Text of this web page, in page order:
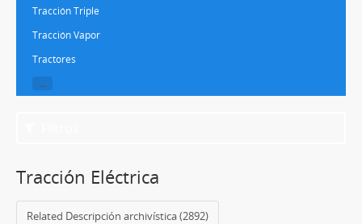
Tracción Triple
Tracción Vapor
Tractores
...
Tracción Eléctrica
Related Descripción archivística (2892)